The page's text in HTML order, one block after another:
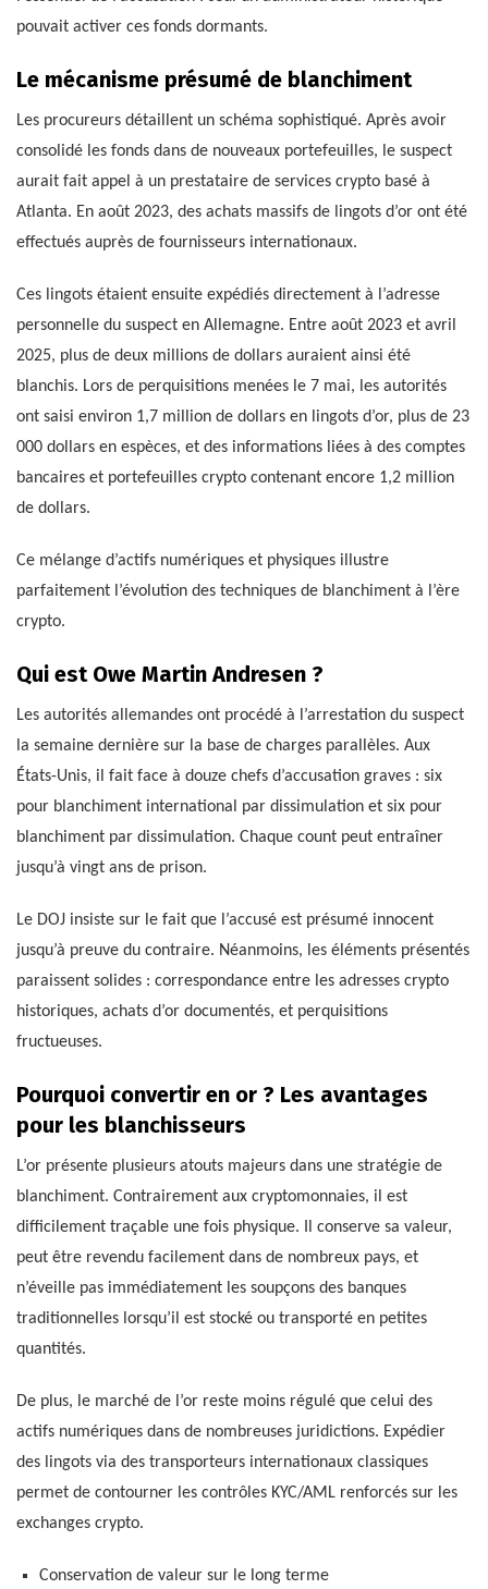
pouvait activer ces fonds dormants.
Le mécanisme présumé de blanchiment
Les procureurs détaillent un schéma sophistiqué. Après avoir
consolidé les fonds dans de nouveaux portefeuilles, le suspect
aurait fait appel à un prestataire de services crypto basé à
Atlanta. En août 2023, des achats massifs de lingots d’or ont été
effectués auprès de fournisseurs internationaux.
Ces lingots étaient ensuite expédiés directement à l’adresse
personnelle du suspect en Allemagne. Entre août 2023 et avril
2025, plus de deux millions de dollars auraient ainsi été
blanchis. Lors de perquisitions menées le 7 mai, les autorités
ont saisi environ 1,7 million de dollars en lingots d’or, plus de 23
000 dollars en espèces, et des informations liées à des comptes
bancaires et portefeuilles crypto contenant encore 1,2 million
de dollars.
Ce mélange d’actifs numériques et physiques illustre
parfaitement l’évolution des techniques de blanchiment à l’ère
crypto.
Qui est Owe Martin Andresen ?
Les autorités allemandes ont procédé à l’arrestation du suspect
la semaine dernière sur la base de charges parallèles. Aux
États-Unis, il fait face à douze chefs d’accusation graves : six
pour blanchiment international par dissimulation et six pour
blanchiment par dissimulation. Chaque count peut entraîner
jusqu’à vingt ans de prison.
Le DOJ insiste sur le fait que l’accusé est présumé innocent
jusqu’à preuve du contraire. Néanmoins, les éléments présentés
paraissent solides : correspondance entre les adresses crypto
historiques, achats d’or documentés, et perquisitions
fructueuses.
Pourquoi convertir en or ? Les avantages
pour les blanchisseurs
L’or présente plusieurs atouts majeurs dans une stratégie de
blanchiment. Contrairement aux cryptomonnaies, il est
difficilement traçable une fois physique. Il conserve sa valeur,
peut être revendu facilement dans de nombreux pays, et
n’éveille pas immédiatement les soupçons des banques
traditionnelles lorsqu’il est stocké ou transporté en petites
quantités.
De plus, le marché de l’or reste moins régulé que celui des
actifs numériques dans de nombreuses juridictions. Expédier
des lingots via des transporteurs internationaux classiques
permet de contourner les contrôles KYC/AML renforcés sur les
exchanges crypto.
Conservation de valeur sur le long terme